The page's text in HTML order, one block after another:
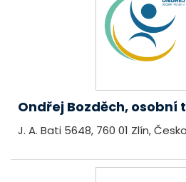
Ondřej Bozděch, osobní
J. A. Bati 5648, 760 01 Zlín, Česko